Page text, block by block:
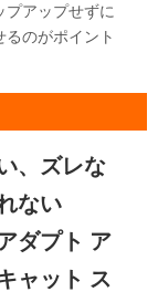
プアップせずに
るのがポイント
、ズレな
ない
ダプト ア
ャット ス